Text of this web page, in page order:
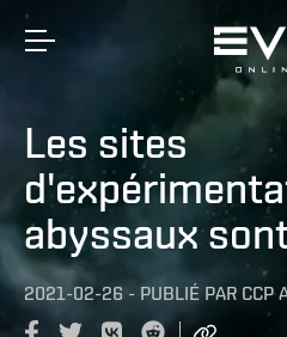
Les sites
abyssaux
2021-02-26 - PUBLIÉ PAR CCP